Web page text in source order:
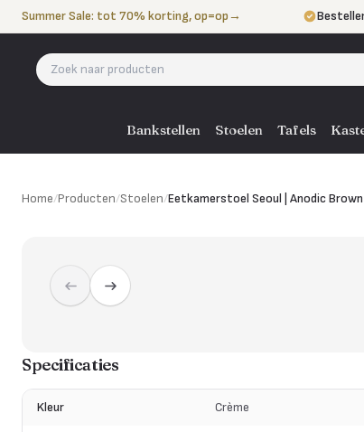
Naar de inhoud
Summer Sale: tot 70% korting, op=op→
Eigen
Bankstellen Stoelen Tafels
Home/Producten/Stoelen/Eetkamerstoel Seoul | Anodic Brown
Specificaties
Kleur Crème